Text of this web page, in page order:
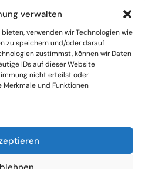
verwalten
verwenden wir Technologien wie
zu speichern und/oder darauf
zustimmst, können wir Daten
IDs auf dieser Website
nicht erteilst oder
und Funktionen
?
Know-how
& keine
Ämtern ohne